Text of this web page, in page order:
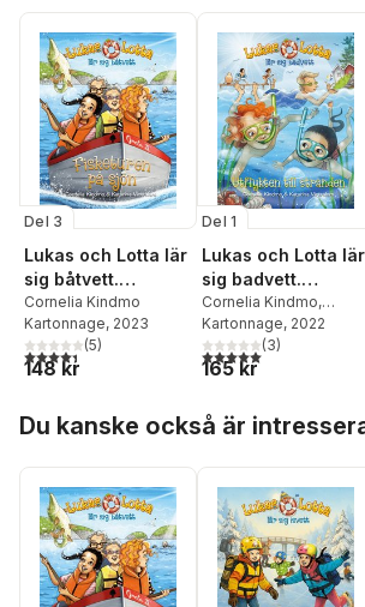
Del 3
Lukas och Lotta lär
sig båtvett.
Fisketuren på sjön
Cornelia Kindmo
Kartonnage, 2023
4,4utav 5 stjärnor. Totalt antal röster:
(5)
148 kr
Del 1
Lukas och Lotta lär
sig badvett.
Utflykten till
stranden
Cornelia Kindmo,
Svenska
livräddningssällskapet
Kartonnage, 2022
5,0utav 5 stjärnor.
(3)
165 kr
Du kanske också är